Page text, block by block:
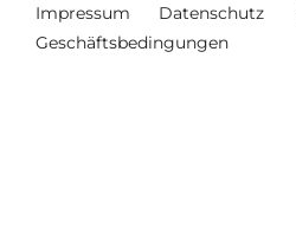
Impressum Datenschutz
Geschäftsbedingungen